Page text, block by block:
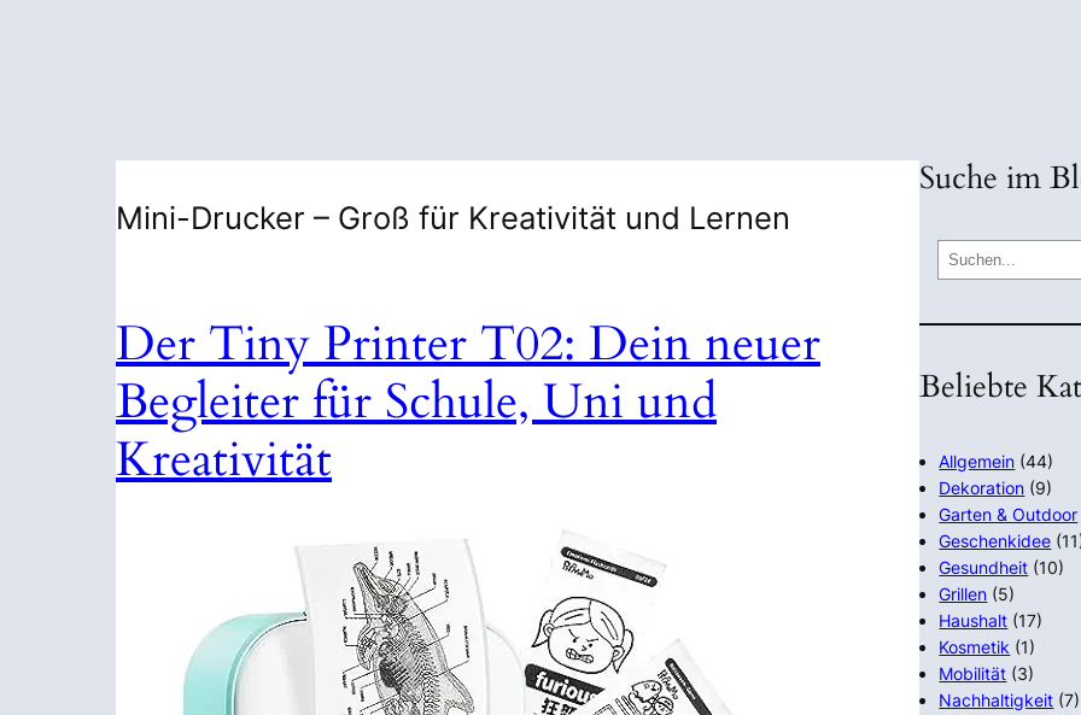
Mini-Drucker – Groß für Kreativität und Lernen
Der Tiny Printer T02: Dein neuer
Begleiter für Schule, Uni und
Kreativität
Suche im
a
c
Beliebte
Allgemein (44)
Dekoration (9)
Garten & Outdoor
Geschenkidee
Gesundheit (10)
Grillen (5)
Haushalt (17)
Kosmetik (1)
Mobilität (3)
Nachhaltigkeit (7)